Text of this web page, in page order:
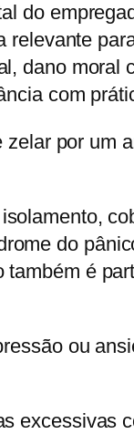
do
dano moral
com
por
do
é
ou
excessivas